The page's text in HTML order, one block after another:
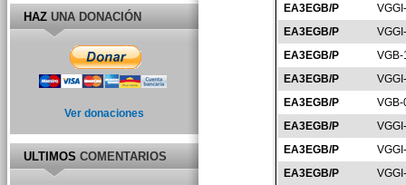
EA3EGB/P
EA3EGB/P
EA3EGB/P
EA3EGB/P
EA3EGB/P
EA3EGB/P
EA3EGB/P
EA3EGB/P
HAZUNA DONACIÓN
Ver donaciones
ULTIMOSCOMENTARIOS